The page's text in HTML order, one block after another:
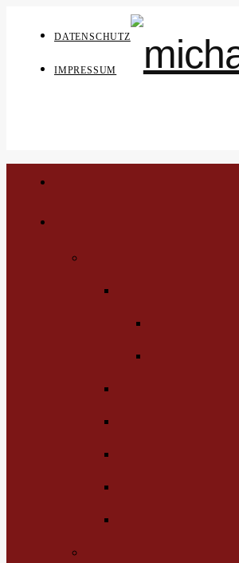
DATENSCHUTZ
IMPRESSUM